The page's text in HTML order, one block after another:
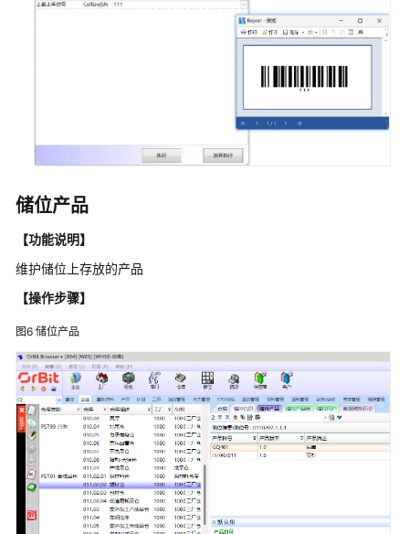
亿
信
华
数
据
解
方
案
实
践
腾
科
技
制
造
运
营
理
储位产品
【功能说明】
维护储位上存放的产品
【操作步骤】
图6 储位产品